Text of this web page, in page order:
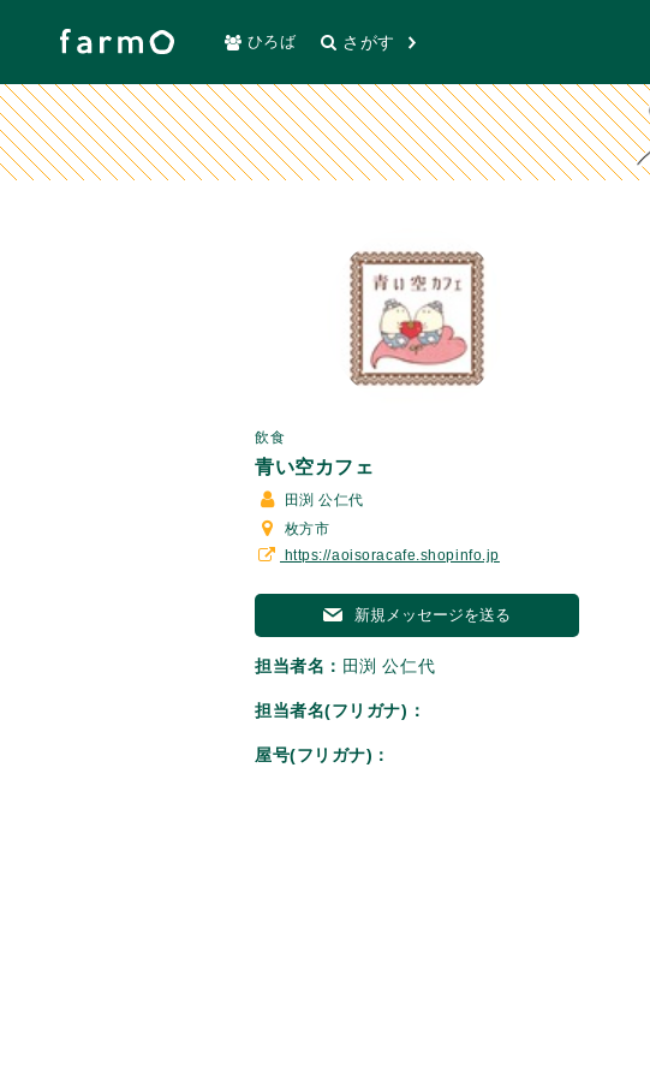
ひろば さがす
飲食
青い空カフェ
田渕 公仁代
枚方市
https://aoisoracafe.shopinfo.jp
新規メッセージを送る
担当者名： 田渕 公仁代
担当者名(フリガナ)：
屋号(フリガナ)：